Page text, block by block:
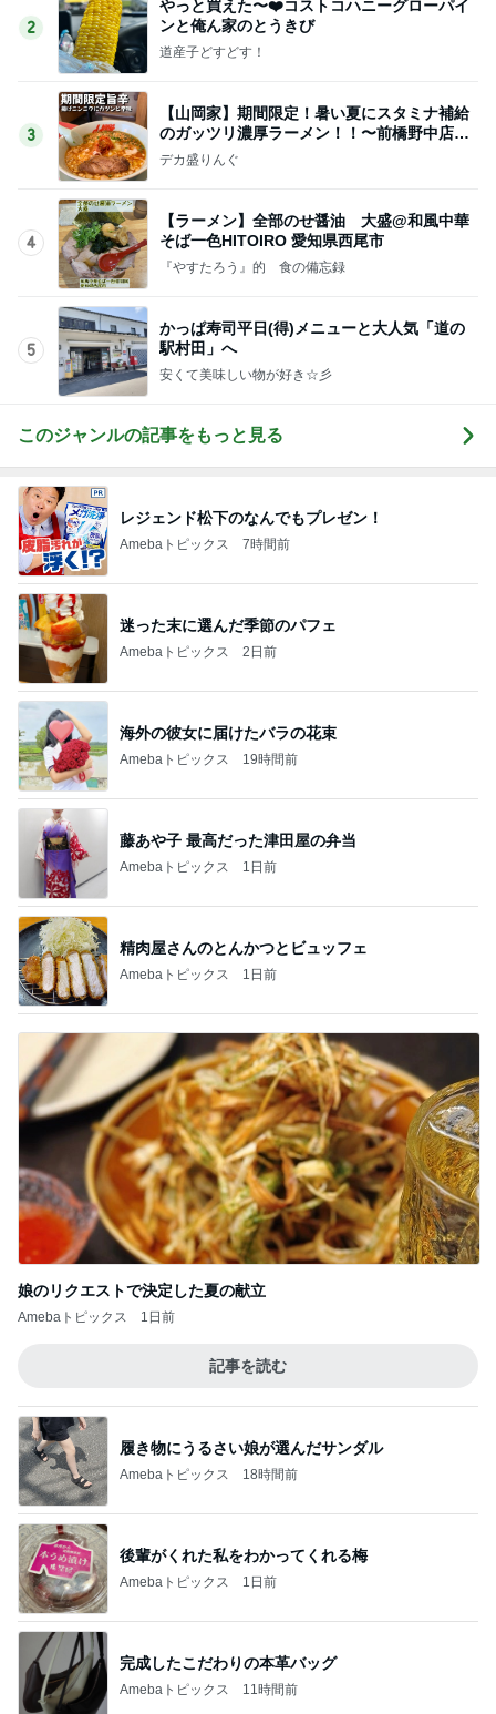
2
やっと買えた〜❤️コストコハニーグローパイ
ンと俺ん家のとうきび
道産子どすどす！
3
【山岡家】期間限定！暑い夏にスタミナ補給
のガッツリ濃厚ラーメン！！〜前橋野中店さ
ん〜
デカ盛りんぐ
4
【ラーメン】全部のせ醤油 大盛@和風中華
そば一色HITOIRO 愛知県西尾市
『やすたろう』的 食の備忘録
5
かっぱ寿司平日(得)メニューと大人気「道の
駅村田」へ
安くて美味しい物が好き☆彡
このジャンルの記事をもっと見る
レジェンド松下のなんでもプレゼン！
Amebaトピックス 7時間前
迷った末に選んだ季節のパフェ
Amebaトピックス 2日前
海外の彼女に届けたバラの花束
Amebaトピックス 19時間前
藤あや子 最高だった津田屋の弁当
Amebaトピックス 1日前
精肉屋さんのとんかつとビュッフェ
Amebaトピックス 1日前
娘のリクエストで決定した夏の献立
Amebaトピックス 1日前
記事を読む
履き物にうるさい娘が選んだサンダル
Amebaトピックス 18時間前
後輩がくれた私をわかってくれる梅
Amebaトピックス 1日前
完成したこだわりの本革バッグ
Amebaトピックス 11時間前